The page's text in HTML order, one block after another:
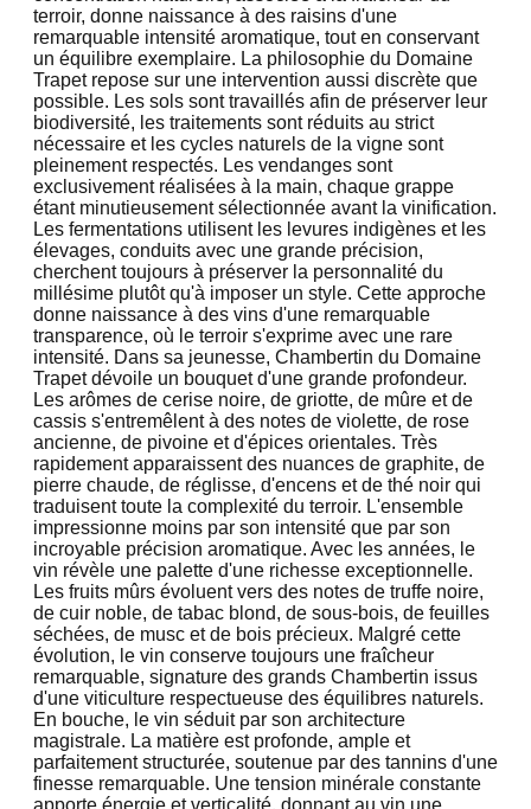
terroir, donne naissance à des raisins d'une
remarquable intensité aromatique, tout en conservant
un équilibre exemplaire. La philosophie du Domaine
Trapet repose sur une intervention aussi discrète que
possible. Les sols sont travaillés afin de préserver leur
biodiversité, les traitements sont réduits au strict
nécessaire et les cycles naturels de la vigne sont
pleinement respectés. Les vendanges sont
exclusivement réalisées à la main, chaque grappe
étant minutieusement sélectionnée avant la vinification.
Les fermentations utilisent les levures indigènes et les
élevages, conduits avec une grande précision,
cherchent toujours à préserver la personnalité du
millésime plutôt qu'à imposer un style. Cette approche
donne naissance à des vins d'une remarquable
transparence, où le terroir s'exprime avec une rare
intensité. Dans sa jeunesse, Chambertin du Domaine
Trapet dévoile un bouquet d'une grande profondeur.
Les arômes de cerise noire, de griotte, de mûre et de
cassis s'entremêlent à des notes de violette, de rose
ancienne, de pivoine et d'épices orientales. Très
rapidement apparaissent des nuances de graphite, de
pierre chaude, de réglisse, d'encens et de thé noir qui
traduisent toute la complexité du terroir. L'ensemble
impressionne moins par son intensité que par son
incroyable précision aromatique. Avec les années, le
vin révèle une palette d'une richesse exceptionnelle.
Les fruits mûrs évoluent vers des notes de truffe noire,
de cuir noble, de tabac blond, de sous-bois, de feuilles
séchées, de musc et de bois précieux. Malgré cette
évolution, le vin conserve toujours une fraîcheur
remarquable, signature des grands Chambertin issus
d'une viticulture respectueuse des équilibres naturels.
En bouche, le vin séduit par son architecture
magistrale. La matière est profonde, ample et
parfaitement structurée, soutenue par des tannins d'une
finesse remarquable. Une tension minérale constante
apporte énergie et verticalité, donnant au vin une